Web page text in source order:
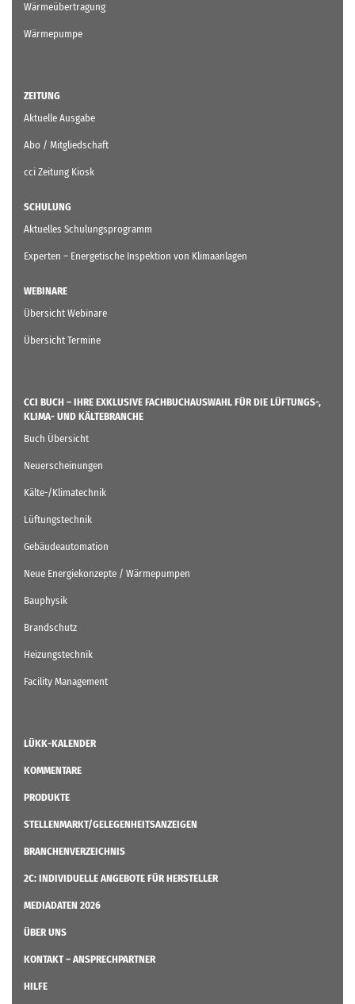
Wärmeübertragung
Wärmepumpe
ZEITUNG
Aktuelle Ausgabe
Abo / Mitgliedschaft
cci Zeitung Kiosk
SCHULUNG
Aktuelles Schulungsprogramm
Experten – Energetische Inspektion von Klimaanlagen
WEBINARE
Übersicht Webinare
Übersicht Termine
CCI BUCH – IHRE EXKLUSIVE FACHBUCHAUSWAHL FÜR DIE LÜFTUNGS-,
KLIMA- UND KÄLTEBRANCHE
Buch Übersicht
Neuerscheinungen
Kälte-/Klimatechnik
Lüftungstechnik
Gebäudeautomation
Neue Energiekonzepte / Wärmepumpen
Bauphysik
Brandschutz
Heizungstechnik
Facility Management
LÜKK-KALENDER
KOMMENTARE
PRODUKTE
STELLENMARKT/GELEGENHEITSANZEIGEN
BRANCHENVERZEICHNIS
2C: INDIVIDUELLE ANGEBOTE FÜR HERSTELLER
MEDIADATEN 2026
ÜBER UNS
KONTAKT – ANSPRECHPARTNER
HILFE